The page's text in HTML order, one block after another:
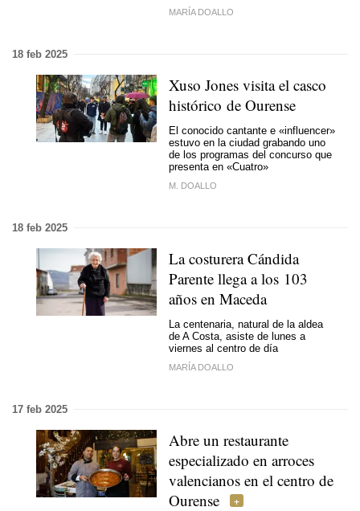
MARÍA DOALLO
18 feb 2025
Xuso Jones visita el casco
histórico de Ourense
El conocido cantante e «influencer»
estuvo en la ciudad grabando uno
de los programas del concurso que
presenta en «Cuatro»
M. DOALLO
18 feb 2025
La costurera Cándida
Parente llega a los 103
años en Maceda
La centenaria, natural de la aldea
de A Costa, asiste de lunes a
viernes al centro de día
MARÍA DOALLO
17 feb 2025
Abre un restaurante
especializado en arroces
valencianos en el centro de
Ourense